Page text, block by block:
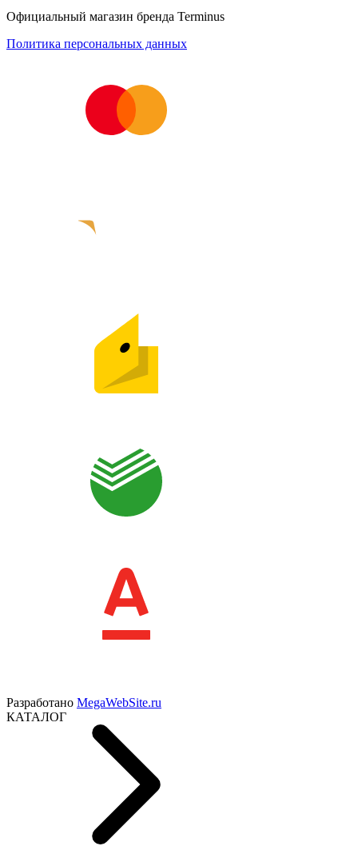
Официальный магазин бренда Terminus
Политика персональных данных
Разработано MegaWebSite.ru
КАТАЛОГ